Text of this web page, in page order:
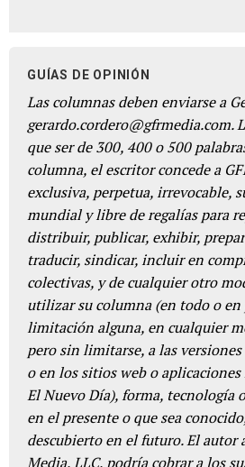
GUÍAS DE OPINIÓN
Las columnas deben enviarse a
gerardo.cordero@gfrmedia.com.
que ser de 300, 400 o 500
columna, el escritor concede a
exclusiva, perpetua, irrevocable,
mundial y libre de regalías para
distribuir, publicar, exhibir,
traducir, sindicar, incluir en
colectivas, y de cualquier otro
utilizar su columna (en todo o
limitación alguna, en cualquier
pero sin limitarse, a las
o en los sitios web o
El Nuevo Día), forma, tecnología
en el presente o que sea
descubierto en el futuro. El autor
Media, LLC, podría cobrar a los